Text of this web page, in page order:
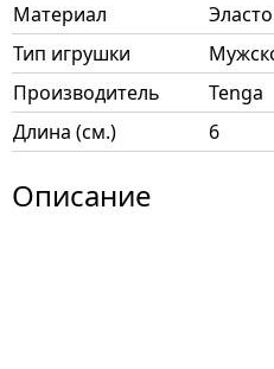
Материал
Тип игрушки
Производитель
Tenga
Длина (см.)
6
Описание